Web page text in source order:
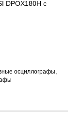
DPOX180H с
осциллографы,